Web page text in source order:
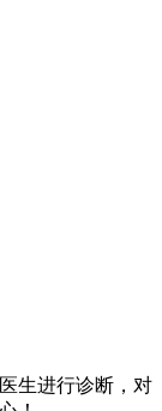
生进行诊断，对